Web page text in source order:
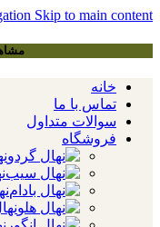
Skip to main content
خانه
تماس با ما
سوالات متداول
فروشگاه